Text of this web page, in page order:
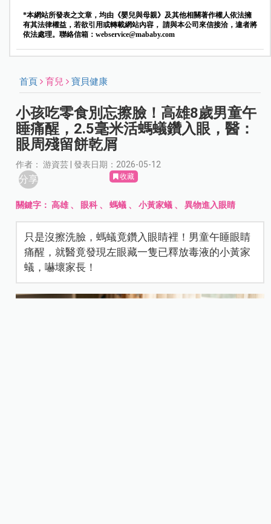
*本網站所發表之文章，均由《嬰兒與母親》及其他相關著作權人依法擁
有其法律權益，若欲引用或轉載網站內容， 請與本公司來信接洽，違者將
依法處理。聯絡信箱： webservice@mababy.com
首頁 育兒 寶貝健康
小孩吃零食別忘擦臉！高雄8歲男童午
睡痛醒，2.5毫米活螞蟻鑽入眼，醫：
眼周殘留餅乾屑
作者： 游資芸 | 發表日期：2026-05-12
分享 收藏
關鍵字：高雄、 眼科 、螞蟻 、小黃家蟻 、異物進入眼睛
只是沒擦洗臉，螞蟻竟鑽入眼睛裡！男童午睡眼睛
痛醒，就醫竟發現左眼藏一隻已釋放毒液的小黃家
蟻，嚇壞家長！